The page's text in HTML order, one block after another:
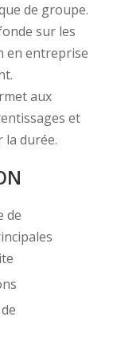
de groupe.
sur les
en entreprise
aux
et
durée.
de